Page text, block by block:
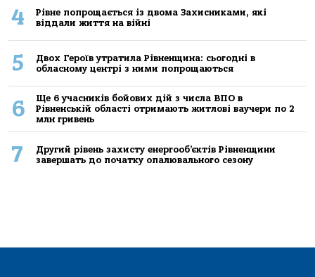
4
Рівне попрощається із двома Захисниками, які
віддали життя на війні
5
Двох Героїв утратила Рівненщина: сьогодні в
обласному центрі з ними попрощаються
6
Ще 6 учасників бойових дій з числа ВПО в
Рівненській області отримають житлові ваучери по 2
млн гривень
7
Другий рівень захисту енергооб’єктів Рівненщини
завершать до початку опалювального сезону